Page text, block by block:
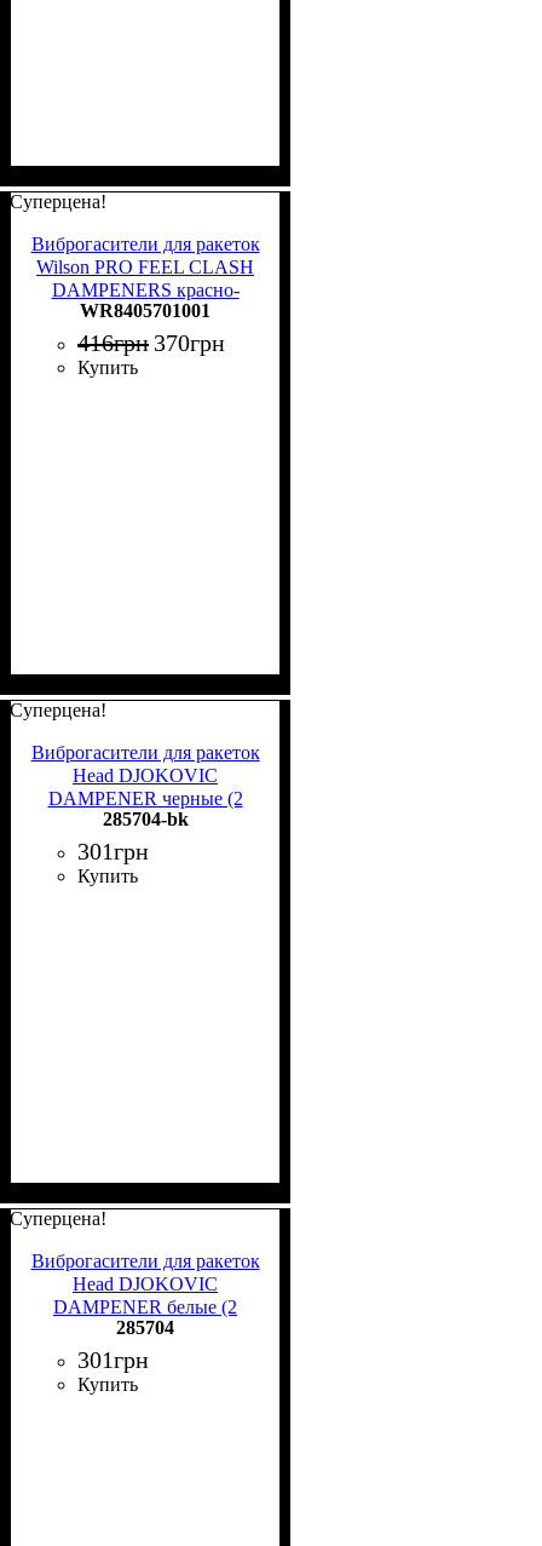
Суперцена!
Виброгасители для ракеток
Wilson PRO FEEL CLASH
DAMPENERS красно-
черные (2 штуки)
WR8405701001
WR8405701001
416грн 370грн
Купить
Суперцена!
Виброгасители для ракеток
Head DJOKOVIC
DAMPENER черные (2
штуки) 285704 bk
285704-bk
301грн
Купить
Суперцена!
Виброгасители для ракеток
Head DJOKOVIC
DAMPENER белые (2
штуки) 285704
285704
301грн
Купить